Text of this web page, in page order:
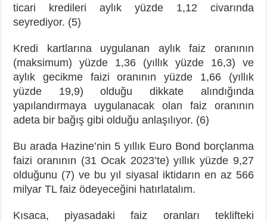
ticari kredileri aylık yüzde 1,12 civarında
seyrediyor. (5)
Kredi kartlarına uygulanan aylık faiz oranının
(maksimum) yüzde 1,36 (yıllık yüzde 16,3) ve
aylık gecikme faizi oranının yüzde 1,66 (yıllık
yüzde 19,9) olduğu dikkate alındığında
yapılandırmaya uygulanacak olan faiz oranının
adeta bir bağış gibi olduğu anlaşılıyor. (6)
Bu arada Hazine’nin 5 yıllık Euro Bond borçlanma
faizi oranının (31 Ocak 2023’te) yıllık yüzde 9,27
olduğunu (7) ve bu yıl siyasal iktidarın en az 566
milyar TL faiz ödeyeceğini hatırlatalım.
Kısaca, piyasadaki faiz oranları teklifteki